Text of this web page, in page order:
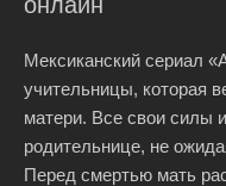
Мексиканский сериал
учительницы, которая
матери. Все свои силы
родительнице, не
Перед смертью мать